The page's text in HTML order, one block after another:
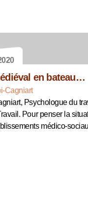
en bateau…
Cagniart
Psychologue du
Pour penser la
médico-